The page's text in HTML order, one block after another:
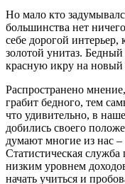
Но мало кто
большинства нет
себе дорогой
золотой унитаз. Бедный
красную икру на новый
Распространено
грабит бедного, тем
что удивительно, в
добились своего
думают многие из нас
Статистическая служба
низким уровнем
начать учиться и